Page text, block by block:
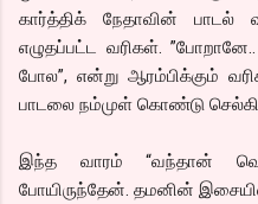
கார்த்திக் நேதாவின்
எழுதப்பட்ட வரிகள்.
போல”, என்று ஆரம்பிக்கும்
பாடலை நம்முள் கொண்டு
இந்த வாரம் “வந்தான்
போயிருந்தேன். தமனின்